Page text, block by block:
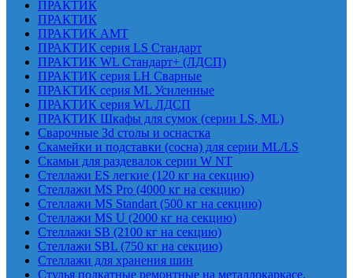
ПРАКТИК
ПРАКТИК
ПРАКТИК AMT
ПРАКТИК cерия LS Стандарт
ПРАКТИК WL Стандарт+ (ЛДСП)
ПРАКТИК серия LH Сварные
ПРАКТИК серия ML Усиленные
ПРАКТИК серия WL ЛДСП
ПРАКТИК Шкафы для сумок (серии LS, ML)
Сварочные 3d столы и оснастка
Скамейки и подставки (сосна) для серии ML/LS
Скамьи для раздевалок серии W NT
Стеллажи ES легкие (120 кг на секцию)
Стеллажи MS Pro (4000 кг на секцию)
Стеллажи MS Standart (500 кг на секцию)
Стеллажи MS U (2000 кг на секцию)
Стеллажи SB (2100 кг на секцию)
Стеллажи SBL (750 кг на секцию)
Стеллажи для хранения шин
Стулья подкатные ремонтные на металлокаркасе.